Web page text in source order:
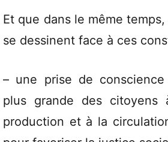
Et que dans le même
se dessinent face à ces
– une prise de
plus grande des citoyens
production et à la